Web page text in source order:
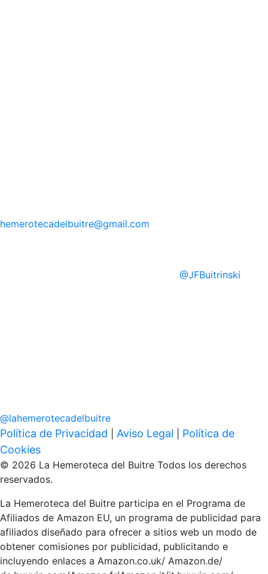
hemerotecadelbuitre@gmail.com
@JFBuitrinski
@lahemerotecadelbuitre
Política de Privacidad Aviso Legal
Política de
Cookies
© 2026 La Hemeroteca del Buitre Todos los derechos
reservados.
La Hemeroteca del Buitre participa en el Programa de
Afiliados de Amazon EU, un programa de publicidad para
afiliados diseñado para ofrecer a sitios web un modo de
obtener comisiones por publicidad, publicitando e
incluyendo enlaces a Amazon.co.uk/ Amazon.de/